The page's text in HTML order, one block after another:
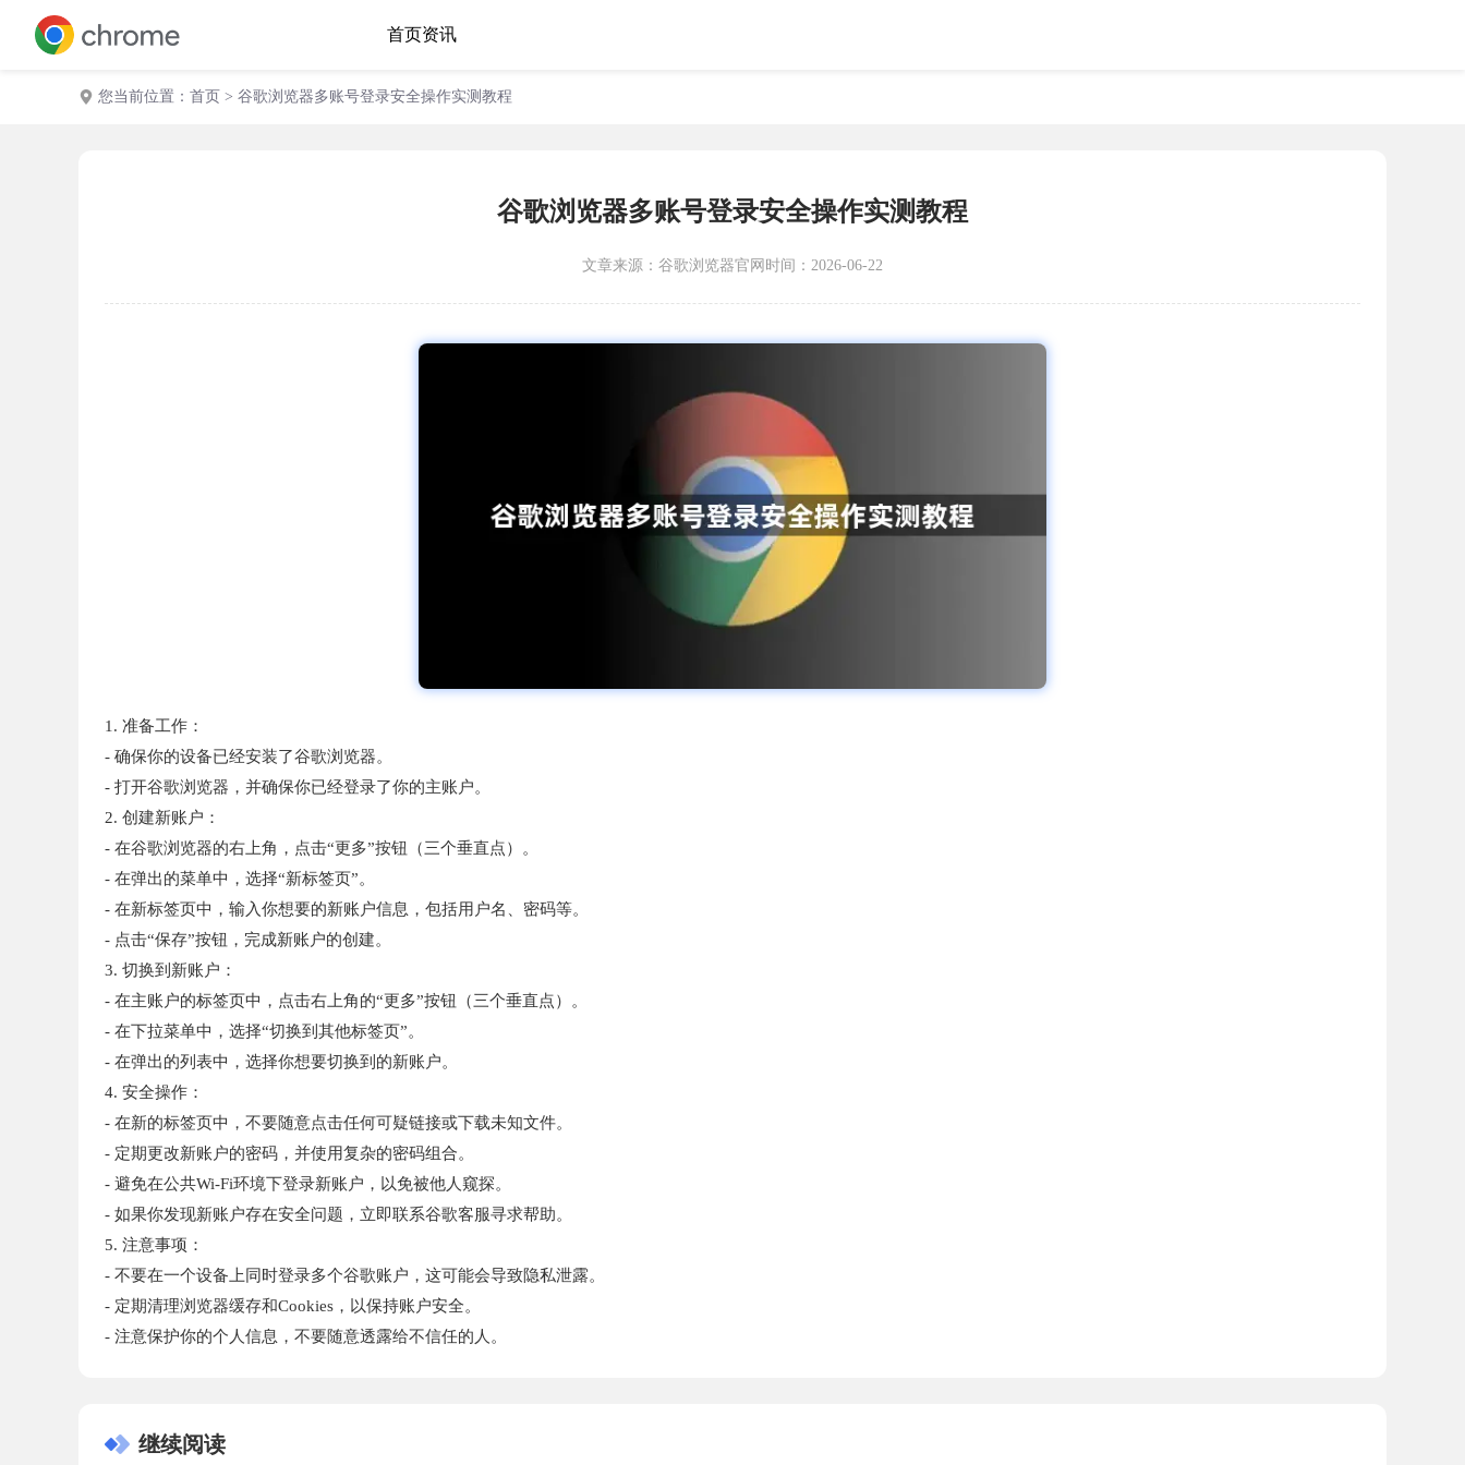
首页资讯
您当前位置： 首页 > 谷歌浏览器多账号登录安全操作实测教程
谷歌浏览器多账号登录安全操作实测教程
文章来源： 谷歌浏览器官网 时间：2026-06-22
1. 准备工作：
- 确保你的设备已经安装了谷歌浏览器。
- 打开谷歌浏览器，并确保你已经登录了你的主账户。
2. 创建新账户：
- 在谷歌浏览器的右上角，点击“更多”按钮（三个垂直点）。
- 在弹出的菜单中，选择“新标签页”。
- 在新标签页中，输入你想要的新账户信息，包括用户名、密码等。
- 点击“保存”按钮，完成新账户的创建。
3. 切换到新账户：
- 在主账户的标签页中，点击右上角的“更多”按钮（三个垂直点）。
- 在下拉菜单中，选择“切换到其他标签页”。
- 在弹出的列表中，选择你想要切换到的新账户。
4. 安全操作：
- 在新的标签页中，不要随意点击任何可疑链接或下载未知文件。
- 定期更改新账户的密码，并使用复杂的密码组合。
- 避免在公共Wi-Fi环境下登录新账户，以免被他人窥探。
- 如果你发现新账户存在安全问题，立即联系谷歌客服寻求帮助。
5. 注意事项：
- 不要在一个设备上同时登录多个谷歌账户，这可能会导致隐私泄露。
- 定期清理浏览器缓存和Cookies，以保持账户安全。
- 注意保护你的个人信息，不要随意透露给不信任的人。
继续阅读